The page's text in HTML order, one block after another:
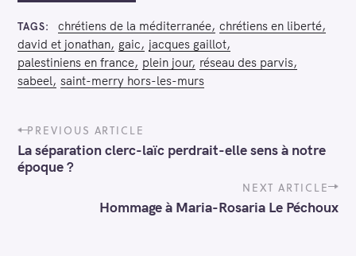
TAGS chrétiens de la méditerranée chrétiens en liberté
david et jonathan gaic
jacques gaillot
palestiniens en france plein jour réseau des parvis
sabeel saint-merry hors-les-murs
P
o
s
t
PREVIOUS ARTICLE
La séparation clerc-laïc perdrait-elle sens à notre
époque ?
NEXT ARTICLE
Hommage à Maria-Rosaria Le Péchoux